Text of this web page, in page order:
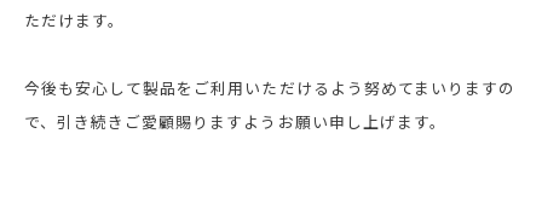
ただけます。
今後も安心して製品をご利用いただけるよう努めてまいりますの
で、引き続きご愛顧賜りますようお願い申し上げます。